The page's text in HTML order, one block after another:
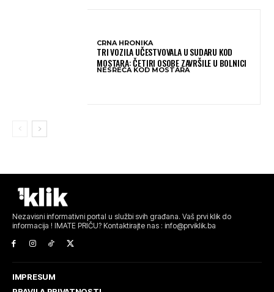
CRNA HRONIKA
TRI VOZILA UČESTVOVALA U SUDARU KOD
MOSTARA: ČETIRI OSOBE ZAVRŠILE U BOLNICI
NESREĆA KOD MOSTARA
Nezavisni informativni portal u službi svih građana. Vaš prvi klik do
informacija ! IMATE PRIČU? Kontaktirajte nas : info@prviklik.ba
IMPRESUM